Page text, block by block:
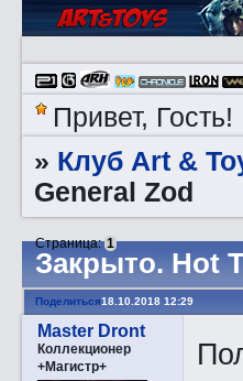
Привет, Гость!
» Клуб Art &
General Zod
Закрытo. Hot
Страница:1
Поделиться18.10.2018 12:29
Master Dront
Коллекционер
+Магистр+